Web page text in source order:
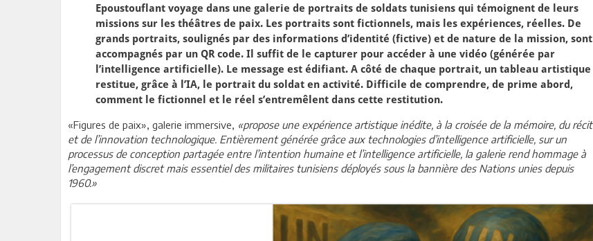
Epoustouflant voyage dans une galerie de portraits de soldats tunisiens qui témoignent de leurs
missions sur les théâtres de paix. Les portraits sont fictionnels, mais les expériences, réelles. De
grands portraits, soulignés par des informations d’identité (fictive) et de nature de la mission, sont
accompagnés par un QR code. Il suffit de le capturer pour accéder à une vidéo (générée par
l’intelligence artificielle). Le message est édifiant. A côté de chaque portrait, un tableau artistique
restitue, grâce à l’IA, le portrait du soldat en activité. Difficile de comprendre, de prime abord,
comment le fictionnel et le réel s’entremêlent dans cette restitution.
«Figures de paix», galerie immersive, «propose une expérience artistique inédite, à la croisée de la mémoire, du récit
et de l’innovation technologique. Entièrement générée grâce aux technologies d’intelligence artificielle, sur un
processus de conception partagée entre l’intention humaine et l’intelligence artificielle, la galerie rend hommage à
l’engagement discret mais essentiel des militaires tunisiens déployés sous la bannière des Nations unies depuis
1960.»